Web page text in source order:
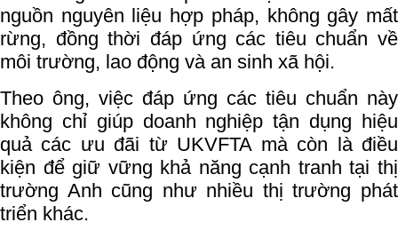
nguồn nguyên liệu hợp pháp, không gây mất
rừng, đồng thời đáp ứng các tiêu chuẩn về
môi trường, lao động và an sinh xã hội.
Theo ông, việc đáp ứng các tiêu chuẩn này
không chỉ giúp doanh nghiệp tận dụng hiệu
quả các ưu đãi từ UKVFTA mà còn là điều
kiện để giữ vững khả năng cạnh tranh tại thị
trường Anh cũng như nhiều thị trường phát
triển khác.